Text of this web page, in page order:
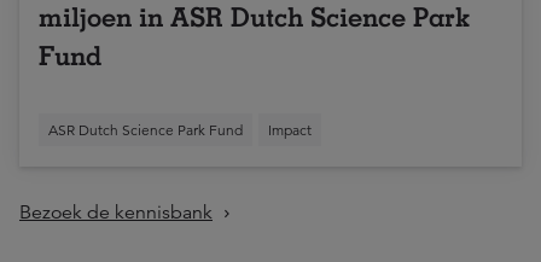
miljoen in ASR Dutch Science Park
Fund
ASR Dutch Science Park Fund Impact
Bezoek de kennisbank